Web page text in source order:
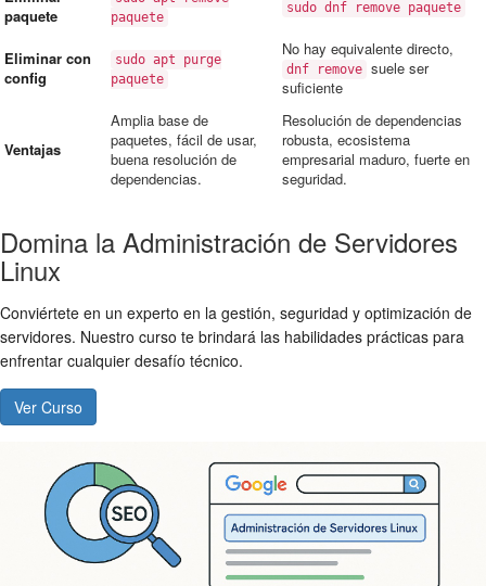
paquete
paquete
sudo dnf remove paquete
Eliminar con
config
sudo apt purge
paquete
No hay equivalente directo,
dnf remove suele ser
suficiente
Ventajas
Amplia base de
paquetes, fácil de usar,
buena resolución de
dependencias.
Resolución de dependencias
robusta, ecosistema
empresarial maduro, fuerte en
seguridad.
Domina la Administración de Servidores
Linux
Conviértete en un experto en la gestión, seguridad y optimización de
servidores. Nuestro curso te brindará las habilidades prácticas para
enfrentar cualquier desafío técnico.
Ver Curso